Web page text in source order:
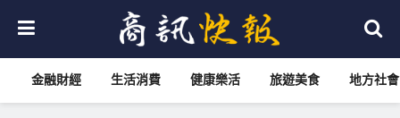
金融財經 生活消費 健康樂活 旅遊美食 地方社會